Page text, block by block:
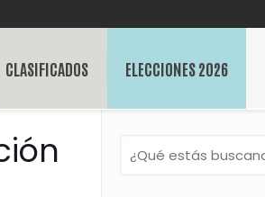
CLASIFICADOS ELECCIONES 2026